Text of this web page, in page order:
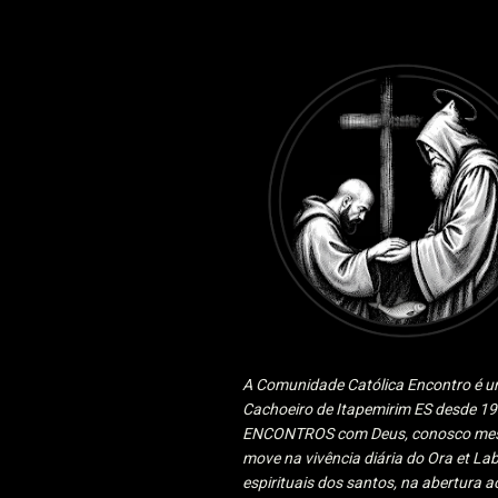
A Comunidade Católica Encontro é
Cachoeiro de Itapemirim ES desde
ENCONTROS com Deus, conosco
move na vivência diária do Ora et
espirituais dos santos, na abertura